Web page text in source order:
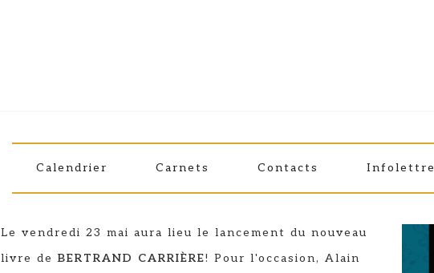
Calendrier Carnets Contacts Infolettre
BERTRAND CARRIÈRE
tout ceci est impossible
Le vendredi 23 mai aura lieu le lancement du nouveau
livre de BERTRAND CARRIÈRE! Pour l'occasion, Alain